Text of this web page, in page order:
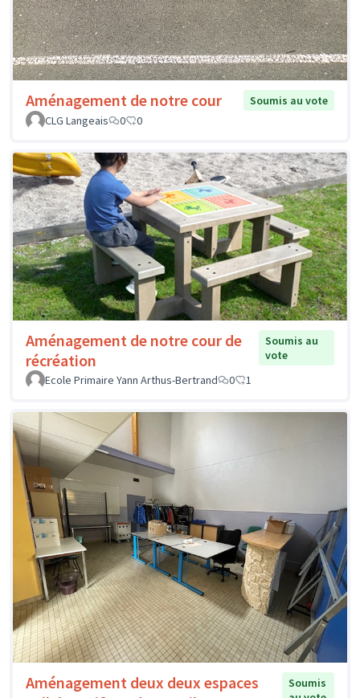
Aménagement de notre cour
Soumis au vote
CLG Langeais
0 0
Aménagement de notre cour de
récréation
Soumis au
vote
Ecole Primaire Yann Arthus-Bertrand
0 1
Aménagement deux deux espaces
Soumis